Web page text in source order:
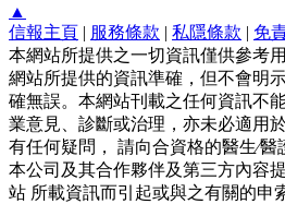
▲
信報主頁 | 服務條款 | 私隱條款 | 免
本網站所提供之一切資訊僅供參考
網站所提供的資訊準確，但不會明
確無誤。本網站刊載之任何資訊不
業意見、診斷或治理，亦未必適用
有任何疑問， 請向合資格的醫生∕醫
本公司及其合作夥伴及第三方內容
站 所載資訊而引起或與之有關的申